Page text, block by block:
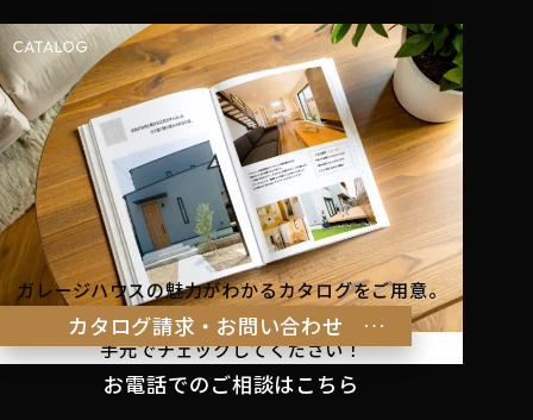
カタログ請求・お問い合わせ
ガレージハウスの魅力がわかるカタログをご用意。
理想の暮らしのヒントを
手元でチェックしてください！
お電話でのご相談はこちら